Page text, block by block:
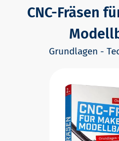
CNC-Fräsen
Grundlagen -